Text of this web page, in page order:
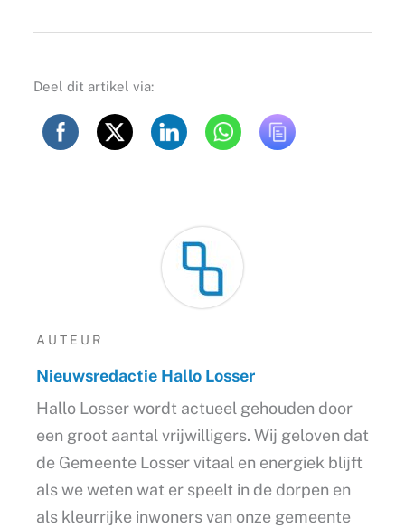
Deel dit artikel via:
AUTEUR
Nieuwsredactie Hallo Losser
Hallo Losser wordt actueel gehouden door
een groot aantal vrijwilligers. Wij geloven dat
de Gemeente Losser vitaal en energiek blijft
als we weten wat er speelt in de dorpen en
als kleurrijke inwoners van onze gemeente